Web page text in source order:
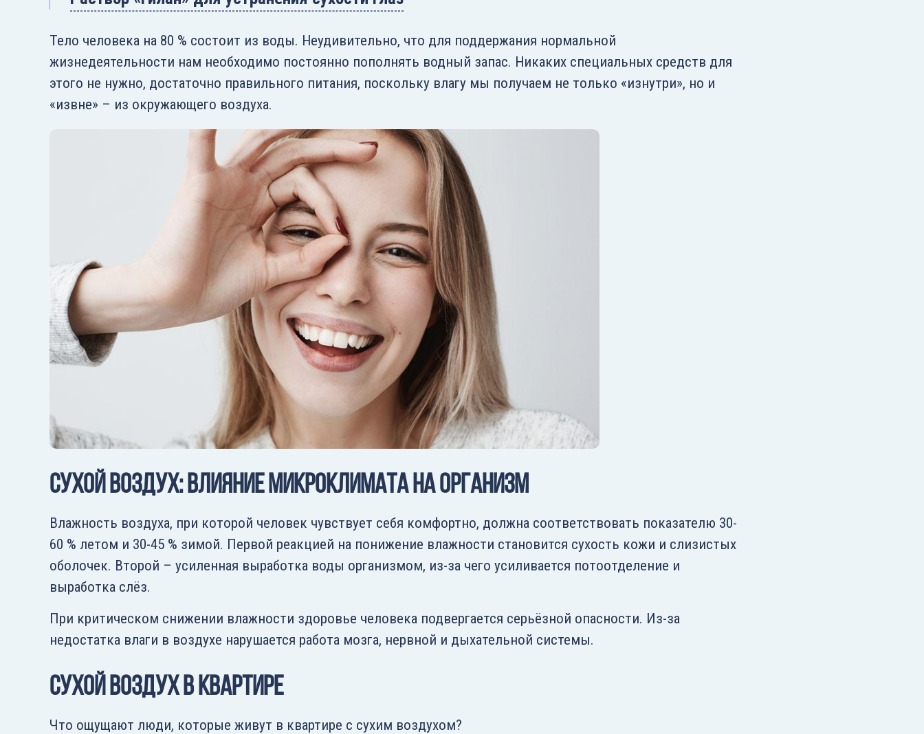
Тело человека на 80 % состоит из воды. Неудивительно, что для поддержания нормальной
жизнедеятельности нам необходимо постоянно пополнять водный запас. Никаких специальных средств для
этого не нужно, достаточно правильного питания, поскольку влагу мы получаем не только «изнутри», но и
«извне» – из окружающего воздуха.
Сухой воздух: влияние микроклимата на организм
Влажность воздуха, при которой человек чувствует себя комфортно, должна соответствовать показателю 30-
60 % летом и 30-45 % зимой. Первой реакцией на понижение влажности становится сухость кожи и слизистых
оболочек. Второй – усиленная выработка воды организмом, из-за чего усиливается потоотделение и
выработка слёз.
При критическом снижении влажности здоровье человека подвергается серьёзной опасности. Из-за
недостатка влаги в воздухе нарушается работа мозга, нервной и дыхательной системы.
Сухой воздух в квартире
Что ощущают люди, которые живут в квартире с сухим воздухом?